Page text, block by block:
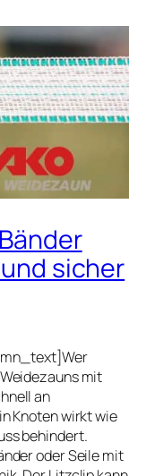
sicher
mit
an
Knoten wirkt wie
behindert.
oder Seile mit